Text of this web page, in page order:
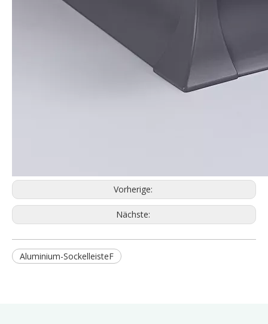
Vorherige:
Nächste:
Aluminium-SockelleisteF